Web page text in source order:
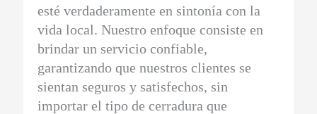
esté verdaderamente en sintonía con la
vida local. Nuestro enfoque consiste en
brindar un servicio confiable,
garantizando que nuestros clientes se
sientan seguros y satisfechos, sin
importar el tipo de cerradura que